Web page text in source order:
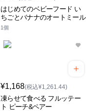
はじめてのベビーフード い
ちごとバナナのオートミール
1個
¥1,168(税込¥1,261.44)
凍らせて食べる フルッテー
ト ピーチ&ペアー